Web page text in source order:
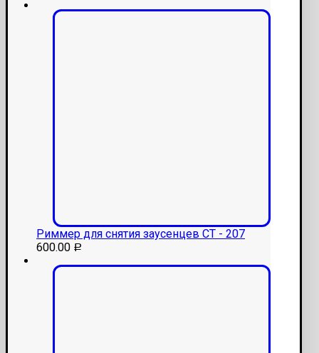
Риммер для снятия заусенцев CT - 207
600.00 Р